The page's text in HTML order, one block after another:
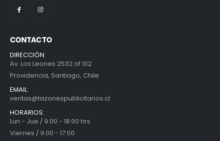
CONTACTO
DIRECCIÓN:
Av. Los Leones 2532 of 102
Providencia, Santiago, Chile
EMAIL:
ventas@tazonespublicitarios.cl
HORARIOS:
Lun - Jue / 9:00 - 18:00 hrs.
Viernes / 9:00 - 17:00